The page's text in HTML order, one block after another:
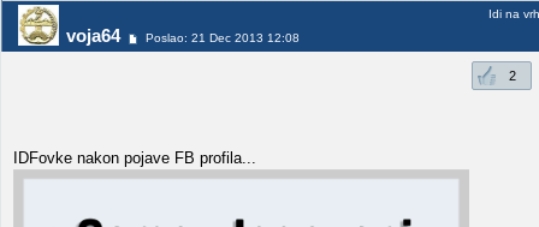
voja64 Poslao: 21 Dec 2013 12:08
Idi na vrh
2
IDFovke nakon pojave FB profila...